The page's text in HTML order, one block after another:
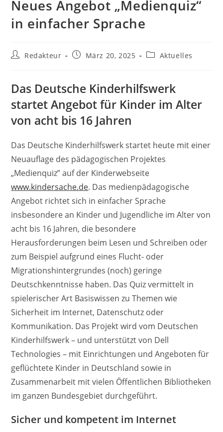
Neues Angebot „Medienquiz“
in einfacher Sprache
Beitrags-
Redakteur
BeitragMärz 20, 2025
Beitrags-
Aktuelles
Das Deutsche Kinderhilfswerk
startet Angebot für Kinder im Alter
von acht bis 16 Jahren
Das Deutsche Kinderhilfswerk startet heute mit einer
Neuauflage des pädagogischen Projektes
„Medienquiz” auf der Kinderwebseite
www.kindersache.de. Das medienpädagogische
Angebot richtet sich in einfacher Sprache
insbesondere an Kinder und Jugendliche im Alter von
acht bis 16 Jahren, die besondere
Herausforderungen beim Lesen und Schreiben oder
zum Beispiel aufgrund eines Flucht- oder
Migrationshintergrundes (noch) geringe
Deutschkenntnisse haben. Das Quiz vermittelt in
spielerischer Art Basiswissen zu Themen wie
Sicherheit im Internet, Datenschutz oder
Kommunikation. Das Projekt wird vom Deutschen
Kinderhilfswerk – und unterstützt von Dell
Technologies – mit Einrichtungen und Angeboten für
geflüchtete Kinder in Deutschland sowie in
Zusammenarbeit mit vielen Öffentlichen Bibliotheken
im ganzen Bundesgebiet durchgeführt.
Sicher und kompetent im Internet